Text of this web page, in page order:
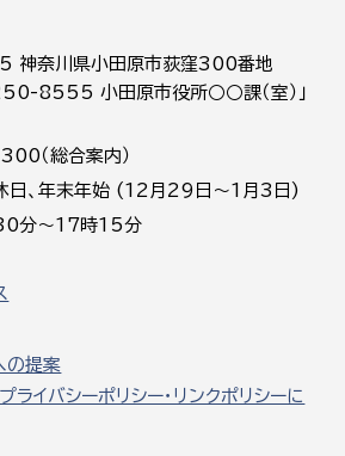
奈川県小田原市荻窪300番地
8555 小田原市役所○○課（室）」
（総合案内）
日、年末年始 (12月29日～1月3日)
分～17時15分
の提案
ライバシーポリシー・リンクポリシーに